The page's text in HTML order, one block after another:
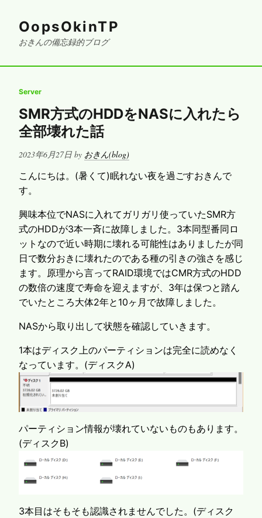
OopsOkinTP
おきんの備忘録的ブログ
Server
SMR方式のHDDをNASに入れたら
全部壊れた話
Posted
2023年6月27日 by おきん(blog)
こんにちは。(暑くて)眠れない夜を過ごすおきんで
す。
興味本位でNASに入れてガリガリ使っていたSMR方
式のHDDが3本一斉に故障しました。 3本同型番同ロ
ットなので近い時期に壊れる可能性はありましたが同
日で数分おきに壊れたのである種の引きの強さを感じ
ます。原理から言ってRAID環境ではCMR方式のHDD
の数倍の速度で寿命を迎えますが、3年は保つと踏ん
でいたところ大体2年と10ヶ月で故障しました。
NASから取り出して状態を確認していきます。
1本はディスク上のパーティションは完全に読めなく
なっています。(ディスクA)
パーティション情報が壊れていないものもあります。
(ディスクB)
3本目はそもそも認識されませんでした。(ディスク